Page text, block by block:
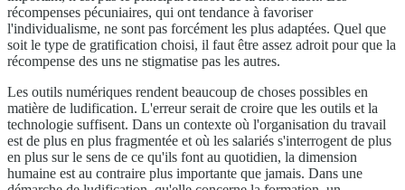
récompenses pécuniaires, qui ont tendance à favoriser
l'individualisme, ne sont pas forcément les plus adaptées. Quel que
soit le type de gratification choisi, il faut être assez adroit pour que la
récompense des uns ne stigmatise pas les autres.
Les outils numériques rendent beaucoup de choses possibles en
matière de ludification. L'erreur serait de croire que les outils et la
technologie suffisent. Dans un contexte où l'organisation du travail
est de plus en plus fragmentée et où les salariés s'interrogent de plus
en plus sur le sens de ce qu'ils font au quotidien, la dimension
humaine est au contraire plus importante que jamais. Dans une